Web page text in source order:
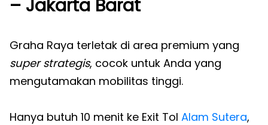
– Jakarta Barat
Graha Raya terletak di area premium yang
super strategis, cocok untuk Anda yang
mengutamakan mobilitas tinggi.
Hanya butuh 10 menit ke Exit Tol Alam Sutera,